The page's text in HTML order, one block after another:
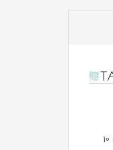
اگر موهای فر یا حالت‌دار دارید و به‌ دنبال محصولی حرفه‌ای برای خوش حالت کردن فر، کاهش وز، ترمیم آسیب‌ها و افزایش نرمی و درخشش مو هستید، کرم مو 10